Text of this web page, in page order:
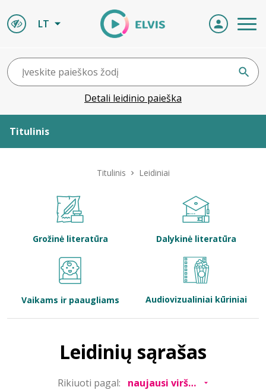
LT
Detali leidinio paieška
Titulinis
Bibliotekoms
Titulinis Leidiniai
Grožinė literatūra Dalykinė literatūra
Vaikams ir paaugliams Audiovizualiniai kūriniai
Leidinių sąrašas
Rikiuoti pagal: